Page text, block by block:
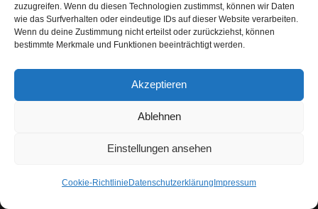
zuzugreifen. Wenn du diesen Technologien zustimmst, können wir Daten
wie das Surfverhalten oder eindeutige IDs auf dieser Website verarbeiten.
Wenn du deine Zustimmung nicht erteilst oder zurückziehst, können
bestimmte Merkmale und Funktionen beeinträchtigt werden.
Akzeptieren
Ablehnen
Einstellungen ansehen
Cookie-RichtlinieDatenschutzerklärungImpressum